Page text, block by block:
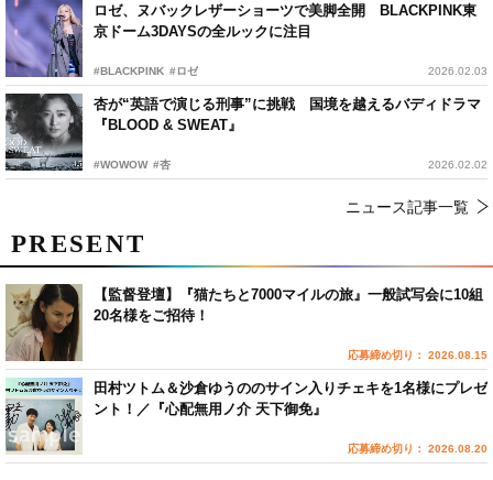
ロゼ、ヌバックレザーショーツで美脚全開 BLACKPINK東
京ドーム3DAYSの全ルックに注目
#BLACKPINK #ロゼ 2026.02.03
杏が“英語で演じる刑事”に挑戦 国境を越えるバディドラマ
『BLOOD & SWEAT』
#WOWOW #杏 2026.02.02
ニュース記事一覧
PRESENT
【監督登壇】『猫たちと7000マイルの旅』一般試写会に10組
20名様をご招待！
応募締め切り： 2026.08.15
田村ツトム＆沙倉ゆうののサイン入りチェキを1名様にプレゼ
ント！／『心配無用ノ介 天下御免』
応募締め切り： 2026.08.20